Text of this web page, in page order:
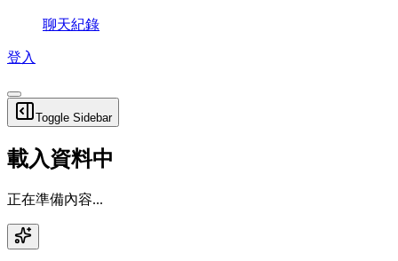
聊天紀錄
登入
Toggle Sidebar
載入資料中
正在準備內容...